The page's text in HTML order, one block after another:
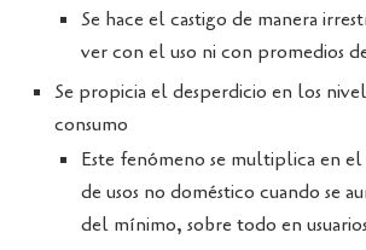
Se hace el castigo de manera
ver con el uso ni con promedios
Se propicia el desperdicio en los
consumo
Este fenómeno se multiplica en el
de usos no doméstico cuando se
del mínimo, sobre todo en